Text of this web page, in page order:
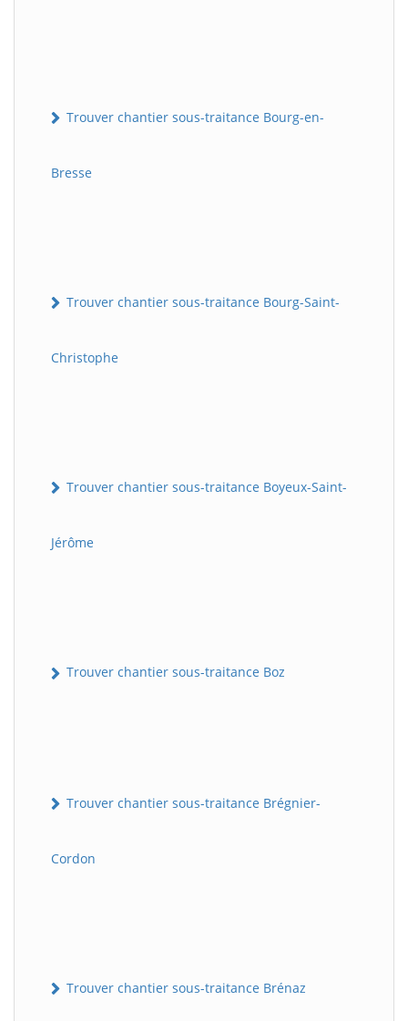
Trouver chantier sous-traitance Bourg-en-
Bresse
Trouver chantier sous-traitance Bourg-Saint-
Christophe
Trouver chantier sous-traitance Boyeux-Saint-
Jérôme
Trouver chantier sous-traitance Boz
Trouver chantier sous-traitance Brégnier-
Cordon
Trouver chantier sous-traitance Brénaz